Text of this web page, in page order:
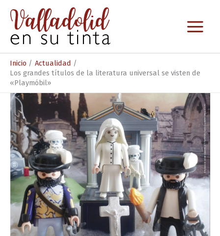
contenido
Inicio
Actualidad
Los grandes títulos de la literatura universal se visten de
«Playmóbil»